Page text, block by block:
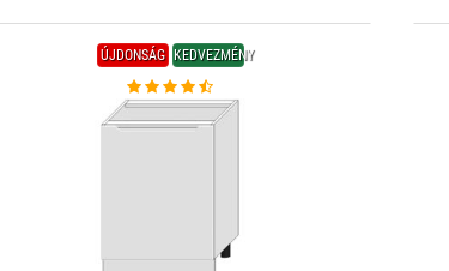
ÚJDONSÁG KEDVEZMÉNY